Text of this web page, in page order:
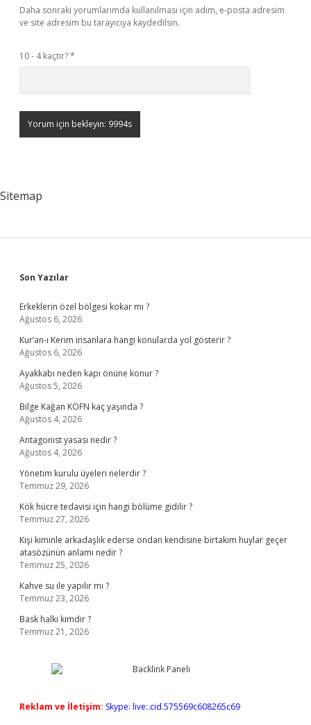
Daha sonraki yorumlarımda kullanılması için adım, e-posta adresim
ve site adresim bu tarayıcıya kaydedilsin.
10 - 4 kaçtır?*
Sitemap
Sidebar
Son Yazılar
Erkeklerin özel bölgesi kokar mı ?
Ağustos 6, 2026
Kur’an-ı Kerim insanlara hangi konularda yol gösterir ?
Ağustos 6, 2026
Ayakkabı neden kapı önüne konur ?
Ağustos 5, 2026
Bilge Kağan KÖFN kaç yaşında ?
Ağustos 4, 2026
Antagonist yasası nedir ?
Ağustos 4, 2026
Yönetim kurulu üyeleri nelerdir ?
Temmuz 29, 2026
Kök hücre tedavisi için hangi bölüme gidilir ?
Temmuz 27, 2026
Kişi kiminle arkadaşlık ederse ondan kendisine birtakım huylar geçer
atasözünün anlamı nedir ?
Temmuz 25, 2026
Kahve su ile yapılır mı ?
Temmuz 23, 2026
Bask halkı kimdir ?
Temmuz 21, 2026
Reklam ve İletişim: Skype: live:.cid.575569c608265c69